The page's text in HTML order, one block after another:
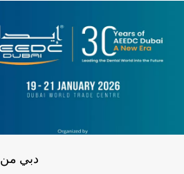
AEEDC دبي من